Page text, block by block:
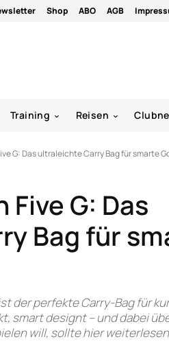
Shop ABO AGB
Training Reisen
G: Das ultraleichte Carry Bag für smarte
Five G: Das
Bag für
der perfekte Carry-Bag für
smart designt – und dabei
will, sollte hier